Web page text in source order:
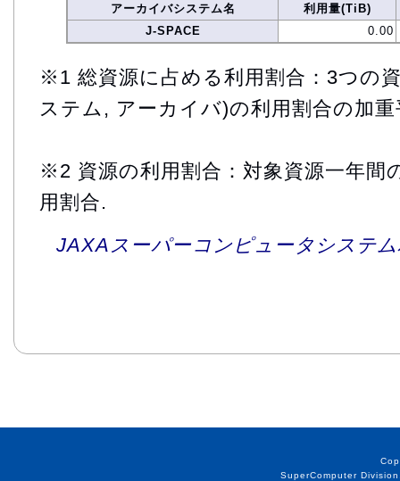
アーカイバシステム名
利用量(TiB)
J-SPACE
0.00
※1 総資源に占める利用割合：3つの
ステム, アーカイバ)の利用割合の加重
※2 資源の利用割合：対象資源一年間
用割合.
JAXAスーパーコンピュータシステ
SuperComputer